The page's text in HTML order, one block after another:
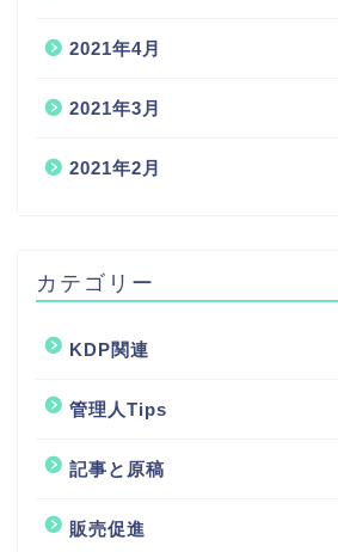
2021年4月
2021年3月
2021年2月
カテゴリー
KDP関連
管理人Tips
記事と原稿
販売促進